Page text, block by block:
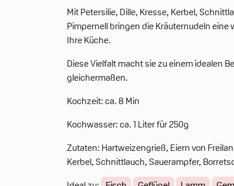
Mit Petersilie, Dille, Kresse, Kerbel,
Pimpernell bringen die Kräuternudeln
Ihre Küche.
Diese Vielfalt macht sie zu einem idealen
gleichermaßen.
Kochzeit: ca. 8 Min
Kochwasser: ca. 1 Liter für 250g
Zutaten: Hartweizengrieß, Eiern von
Kerbel, Schnittlauch, Sauerampfer,